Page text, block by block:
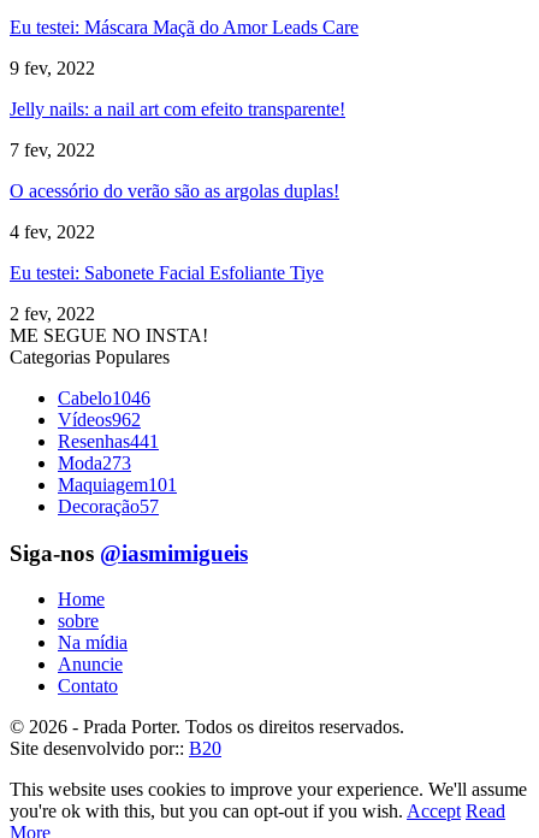
Eu testei: Máscara Maçã do Amor Leads Care
9 fev, 2022
Jelly nails: a nail art com efeito transparente!
7 fev, 2022
O acessório do verão são as argolas duplas!
4 fev, 2022
Eu testei: Sabonete Facial Esfoliante Tiye
2 fev, 2022
ME SEGUE NO INSTA!
Categorias Populares
Cabelo1046
Vídeos962
Resenhas441
Moda273
Maquiagem101
Decoração57
Siga-nos @iasmimigueis
Home
sobre
Na mídia
Anuncie
Contato
© 2026 - Prada Porter. Todos os direitos reservados.
Site desenvolvido por:: B20
This website uses cookies to improve your experience. We'll assume
you're ok with this, but you can opt-out if you wish. Accept Read
More